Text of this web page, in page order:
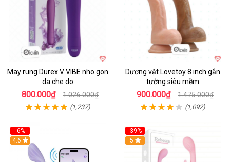
May rung Durex V VIBE nho gon
da che do
800.000₫ 1.026.000₫
(1,237)
Dương vật Lovetoy 8 inch gắn
tường siêu mềm
900.000₫ 1.475.000₫
(1,092)
-6%
4.6
-39%
Hot
5